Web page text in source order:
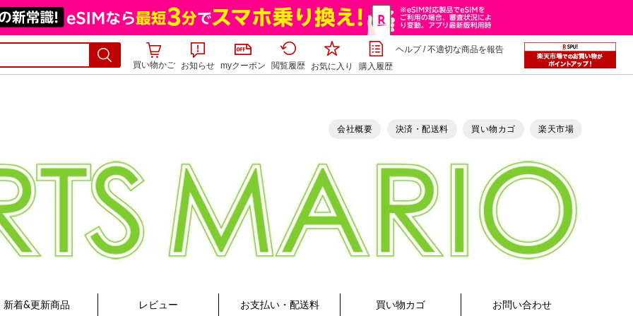
買い物かご お知らせ myクーポン 閲覧履歴 お気に入り 購入履歴
ヘルプ/不適切な商品を報告